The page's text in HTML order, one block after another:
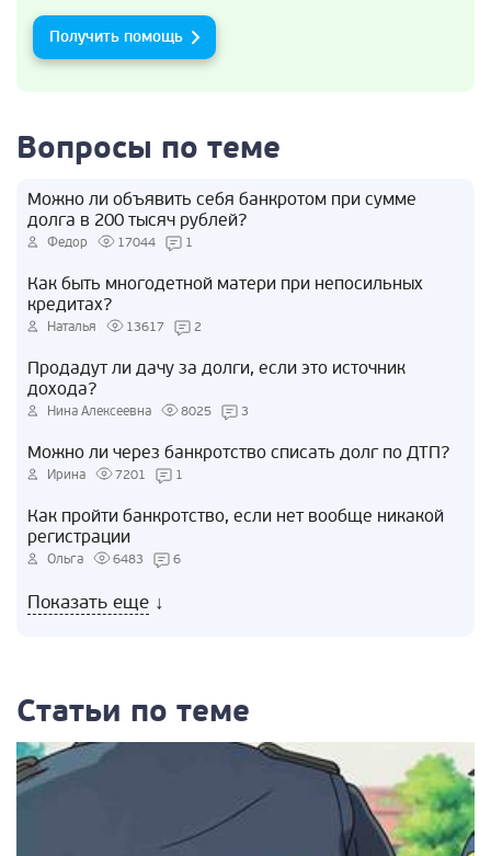
Получить помощь
Вопросы по теме
Можно ли объявить себя банкротом при сумме
долга в 200 тысяч рублей?
Федор 17044 1
Как быть многодетной матери при непосильных
кредитах?
Наталья 13617 2
Продадут ли дачу за долги, если это источник
дохода?
Нина Алексеевна 8025 3
Можно ли через банкротство списать долг по ДТП?
Ирина 7201 1
Как пройти банкротство, если нет вообще никакой
регистрации
Ольга 6483 6
Показать еще ↓
Статьи по теме